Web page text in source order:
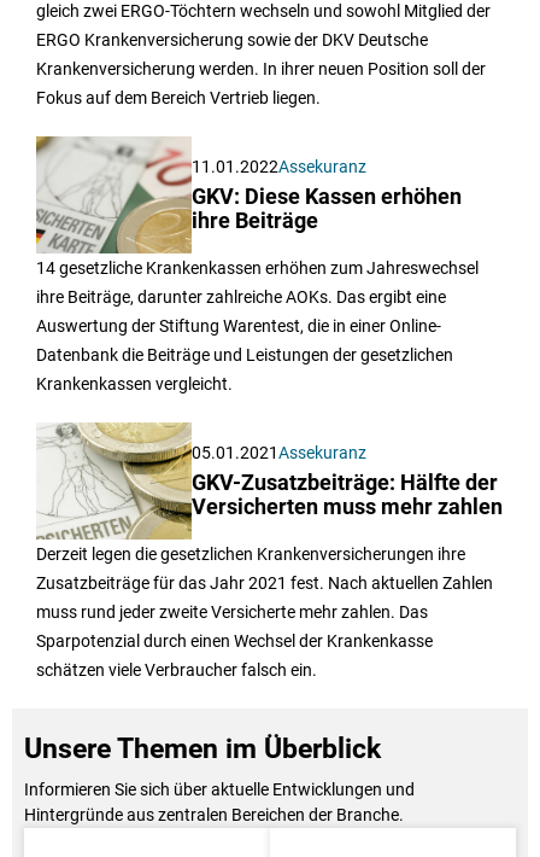
gleich zwei ERGO-Töchtern wechseln und sowohl Mitglied der
ERGO Krankenversicherung sowie der DKV Deutsche
Krankenversicherung werden. In ihrer neuen Position soll der
Fokus auf dem Bereich Vertrieb liegen.
11.01.2022Assekuranz
GKV: Diese Kassen erhöhen
ihre Beiträge
14 gesetzliche Krankenkassen erhöhen zum Jahreswechsel
ihre Beiträge, darunter zahlreiche AOKs. Das ergibt eine
Auswertung der Stiftung Warentest, die in einer Online-
Datenbank die Beiträge und Leistungen der gesetzlichen
Krankenkassen vergleicht.
05.01.2021Assekuranz
GKV-Zusatzbeiträge: Hälfte der
Versicherten muss mehr zahlen
Derzeit legen die gesetzlichen Krankenversicherungen ihre
Zusatzbeiträge für das Jahr 2021 fest. Nach aktuellen Zahlen
muss rund jeder zweite Versicherte mehr zahlen. Das
Sparpotenzial durch einen Wechsel der Krankenkasse
schätzen viele Verbraucher falsch ein.
Unsere Themen im Überblick
Informieren Sie sich über aktuelle Entwicklungen und
Hintergründe aus zentralen Bereichen der Branche.